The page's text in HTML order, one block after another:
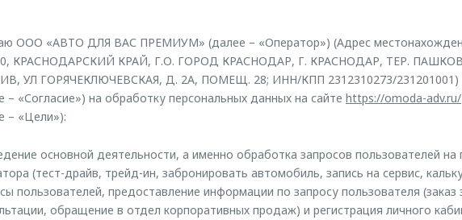
ООО «АВТО ДЛЯ ВАС ПРЕМИУМ» (далее – «Оператор») (Адрес
КРАСНОДАРСКИЙ КРАЙ, Г.О. ГОРОД КРАСНОДАР, Г. КРАСНОДАР, ТЕР.
УЛ ГОРЯЧЕКЛЮЧЕВСКАЯ, Д. 2А, ПОМЕЩ. 28; ИНН/КПП 2312310273/231201001)
– «Согласие») на обработку персональных данных на сайте https://omoda-adv.ru/
– «Цели»):
основной деятельности, а именно обработка запросов пользователей на
(тест-драйв, трейд-ин, забронировать автомобиль, запись на сервис,
пользователей, предоставление информации по запросу пользователя (заказ
обращение в отдел корпоративных продаж) и регистрация личного